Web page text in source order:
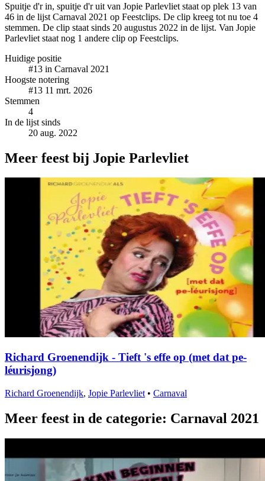
Spuitje d'r in, spuitje d'r uit van Jopie Parlevliet staat op plek 13 van
46 in de lijst Carnaval 2021 op Feestclips. De clip kreeg tot nu toe 4
stemmen. De clip staat sinds 20 augustus 2022 in de lijst. Van Jopie
Parlevliet staat nog 1 andere clip op Feestclips.
Huidige positie
#13 in Carnaval 2021
Hoogste notering
#13 11 mrt. 2026
Stemmen
4
In de lijst sinds
20 aug. 2022
Meer feest bij Jopie Parlevliet
Richard Groenendijk - Tieft 's effe op (met dat pe-
léurisjong)
Richard Groenendijk, Jopie Parlevliet • Carnaval
Meer feest in de categorie: Carnaval 2021